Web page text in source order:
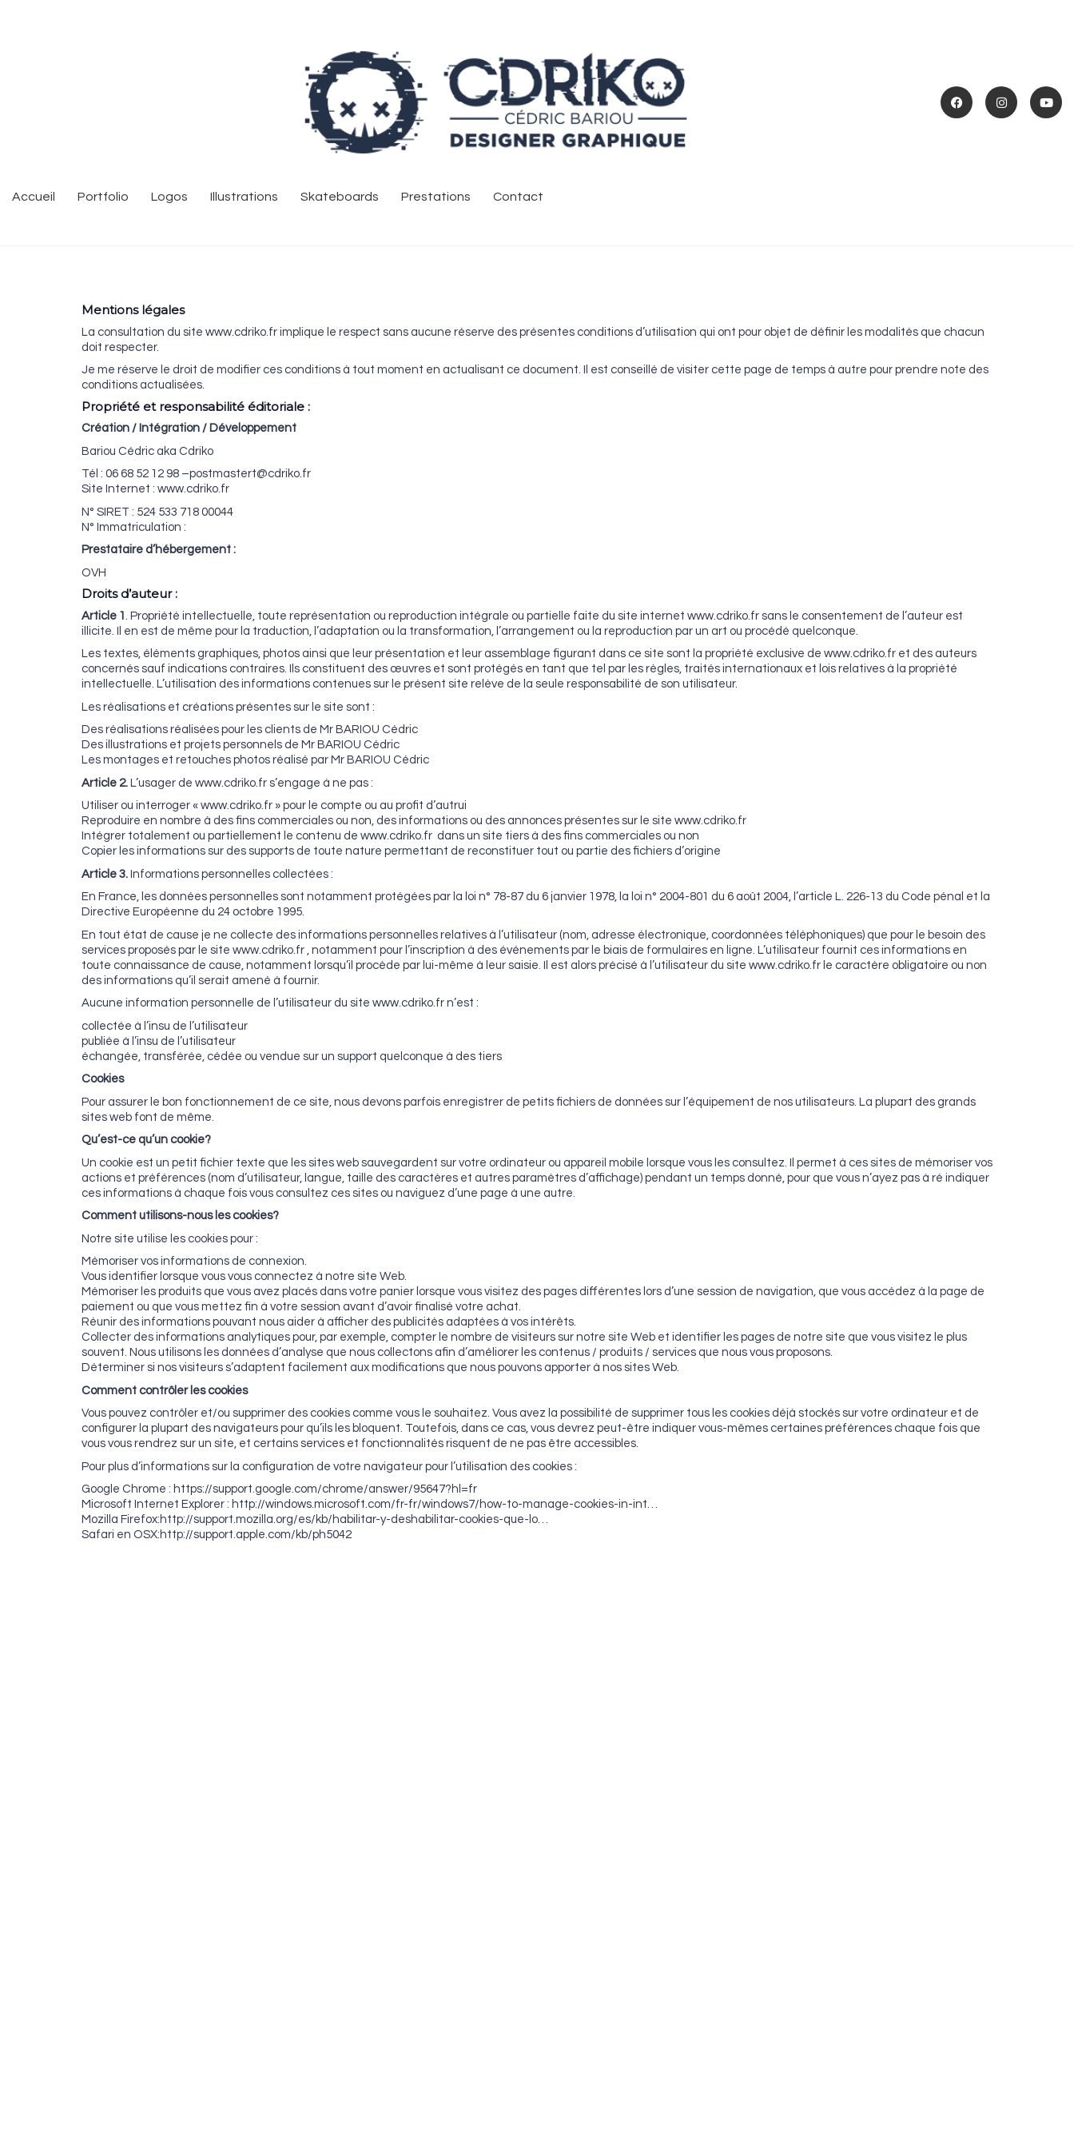
Accueil Portfolio Logos Illustrations Skateboards Prestations Contact
Mentions légales
La consultation du site www.cdriko.fr implique le respect sans aucune réserve des présentes conditions d’utilisation qui ont pour objet de définir les modalités que chacun
doit respecter.
Je me réserve le droit de modifier ces conditions à tout moment en actualisant ce document. Il est conseillé de visiter cette page de temps à autre pour prendre note des
conditions actualisées.
Propriété et responsabilité éditoriale :
Création / Intégration / Développement
Bariou Cédric aka Cdriko
Tél : 06 68 52 12 98 –postmastert@cdriko.fr
Site Internet : www.cdriko.fr
N° SIRET : 524 533 718 00044
N° Immatriculation :
Prestataire d’hébergement :
OVH
Droits d’auteur :
Article 1 . Propriété intellectuelle, toute représentation ou reproduction intégrale ou partielle faite du site internet www.cdriko.fr sans le consentement de l’auteur est
illicite. Il en est de même pour la traduction, l’adaptation ou la transformation, l’arrangement ou la reproduction par un art ou procédé quelconque.
Les textes, éléments graphiques, photos ainsi que leur présentation et leur assemblage figurant dans ce site sont la propriété exclusive de www.cdriko.fr et des auteurs
concernés sauf indications contraires. Ils constituent des œuvres et sont protégés en tant que tel par les règles, traités internationaux et lois relatives à la propriété
intellectuelle. L’utilisation des informations contenues sur le présent site relève de la seule responsabilité de son utilisateur.
Les réalisations et créations présentes sur le site sont :
Des réalisations réalisées pour les clients de Mr BARIOU Cédric
Des illustrations et projets personnels de Mr BARIOU Cédric
Les montages et retouches photos réalisé par Mr BARIOU Cédric
Article 2. L’usager de www.cdriko.fr s’engage à ne pas :
Utiliser ou interroger « www.cdriko.fr » pour le compte ou au profit d’autrui
Reproduire en nombre à des fins commerciales ou non, des informations ou des annonces présentes sur le site www.cdriko.fr
Intégrer totalement ou partiellement le contenu de www.cdriko.fr dans un site tiers à des fins commerciales ou non
Copier les informations sur des supports de toute nature permettant de reconstituer tout ou partie des fichiers d’origine
Article 3. Informations personnelles collectées :
En France, les données personnelles sont notamment protégées par la loi n° 78-87 du 6 janvier 1978, la loi n° 2004-801 du 6 août 2004, l’article L. 226-13 du Code pénal et la
Directive Européenne du 24 octobre 1995.
En tout état de cause je ne collecte des informations personnelles relatives à l’utilisateur (nom, adresse électronique, coordonnées téléphoniques) que pour le besoin des
services proposés par le site www.cdriko.fr , notamment pour l’inscription à des événements par le biais de formulaires en ligne. L’utilisateur fournit ces informations en
toute connaissance de cause, notamment lorsqu’il procède par lui-même à leur saisie. Il est alors précisé à l’utilisateur du site www.cdriko.fr le caractère obligatoire ou non
des informations qu’il serait amené à fournir.
Aucune information personnelle de l’utilisateur du site www.cdriko.fr n’est :
collectée à l’insu de l’utilisateur
publiée à l’insu de l’utilisateur
échangée, transférée, cédée ou vendue sur un support quelconque à des tiers
Cookies
Pour assurer le bon fonctionnement de ce site, nous devons parfois enregistrer de petits fichiers de données sur l’équipement de nos utilisateurs. La plupart des grands
sites web font de même.
Qu’est-ce qu’un cookie?
Un cookie est un petit fichier texte que les sites web sauvegardent sur votre ordinateur ou appareil mobile lorsque vous les consultez. Il permet à ces sites de mémoriser vos
actions et préférences (nom d’utilisateur, langue, taille des caractères et autres paramètres d’affichage) pendant un temps donné, pour que vous n’ayez pas à ré indiquer
ces informations à chaque fois vous consultez ces sites ou naviguez d’une page à une autre.
Comment utilisons-nous les cookies?
Notre site utilise les cookies pour :
Mémoriser vos informations de connexion.
Vous identifier lorsque vous vous connectez à notre site Web.
Mémoriser les produits que vous avez placés dans votre panier lorsque vous visitez des pages différentes lors d’une session de navigation, que vous accédez à la page de
paiement ou que vous mettez fin à votre session avant d’avoir finalisé votre achat.
Réunir des informations pouvant nous aider à afficher des publicités adaptées à vos intérêts.
Collecter des informations analytiques pour, par exemple, compter le nombre de visiteurs sur notre site Web et identifier les pages de notre site que vous visitez le plus
souvent. Nous utilisons les données d’analyse que nous collectons afin d’améliorer les contenus / produits / services que nous vous proposons.
Déterminer si nos visiteurs s’adaptent facilement aux modifications que nous pouvons apporter à nos sites Web.
Comment contrôler les cookies
Vous pouvez contrôler et/ou supprimer des cookies comme vous le souhaitez. Vous avez la possibilité de supprimer tous les cookies déjà stockés sur votre ordinateur et de
configurer la plupart des navigateurs pour qu’ils les bloquent. Toutefois, dans ce cas, vous devrez peut-être indiquer vous-mêmes certaines préférences chaque fois que
vous vous rendrez sur un site, et certains services et fonctionnalités risquent de ne pas être accessibles.
Pour plus d’informations sur la configuration de votre navigateur pour l’utilisation des cookies :
Google Chrome : https://support.google.com/chrome/answer/95647?hl=fr
Microsoft Internet Explorer : http://windows.microsoft.com/fr-fr/windows7/how-to-manage-cookies-in-int…
Mozilla Firefox:http://support.mozilla.org/es/kb/habilitar-y-deshabilitar-cookies-que-lo…
Safari en OSX:http://support.apple.com/kb/ph5042